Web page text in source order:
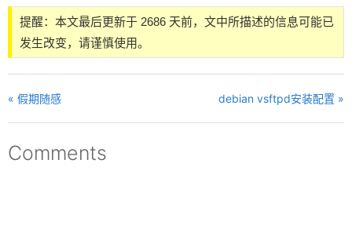
提醒：本文最后更新于 2686 天前，文中所描述的信息可能已
发生改变，请谨慎使用。
« 假期随感 debian vsftpd安装配置 »
Comments